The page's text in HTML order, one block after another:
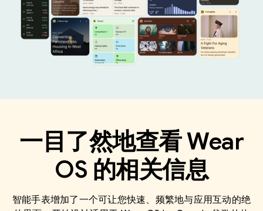
一目了然地查看 Wear
OS 的相关信息
智能手表增加了一个可让您快速、频繁地与应用互动的绝